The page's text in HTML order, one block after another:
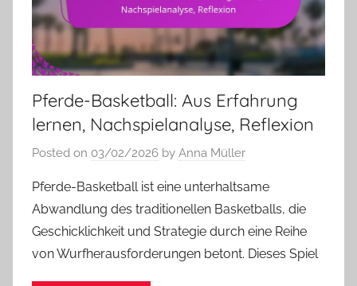
Pferde-Basketball: Aus Erfahrung
lernen, Nachspielanalyse, Reflexion
Posted on 03/02/2026 by Anna Müller
Pferde-Basketball ist eine unterhaltsame
Abwandlung des traditionellen Basketballs, die
Geschicklichkeit und Strategie durch eine Reihe
von Wurfherausforderungen betont. Dieses Spiel